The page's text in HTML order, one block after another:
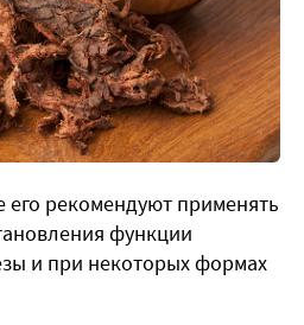
рекомендуют применять
функции
и при некоторых формах